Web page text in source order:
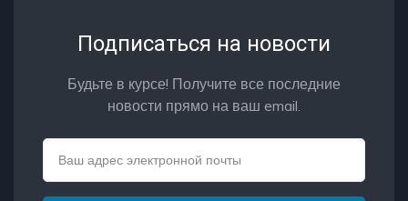
Подписаться на новости
Будьте в курсе! Получите все последние
новости прямо на ваш email.